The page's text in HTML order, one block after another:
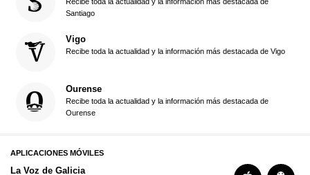
Santiago
Vigo
Recibe toda la actualidad y la información más destacada de Vigo
Ourense
Recibe toda la actualidad y la información más destacada de
Ourense
APLICACIONES MÓVILES
La Voz de Galicia